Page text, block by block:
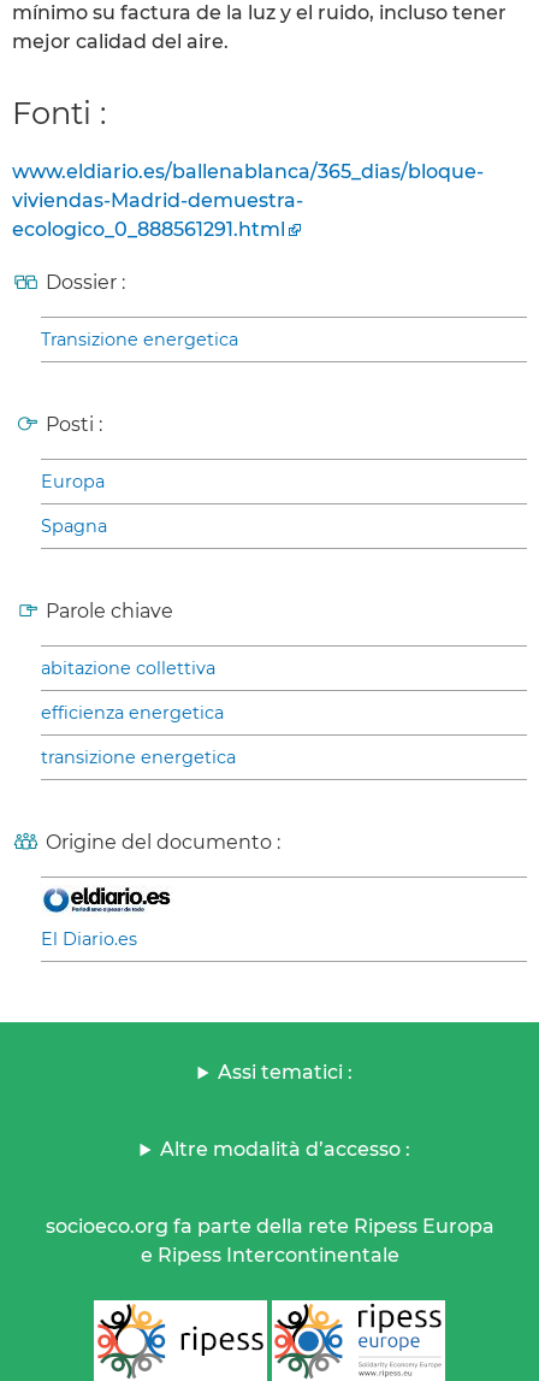
mínimo su factura de la luz y el ruido, incluso tener
mejor calidad del aire.
Fonti :
www.eldiario.es/ballenablanca/365_dias/bloque-
viviendas-Madrid-demuestra-
ecologico_0_888561291.html
Dossier :
Transizione energetica
Posti :
Europa
Spagna
Parole chiave
abitazione collettiva
efficienza energetica
transizione energetica
Origine del documento :
El Diario.es
Assi tematici :
Altre modalità d’accesso :
socioeco.org fa parte della rete Ripess Europa
e Ripess Intercontinentale